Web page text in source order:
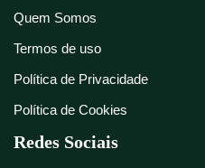
Quem Somos
Termos de uso
Política de Privacidade
Política de Cookies
Redes Sociais